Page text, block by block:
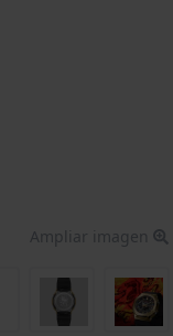
Ampliar imagen